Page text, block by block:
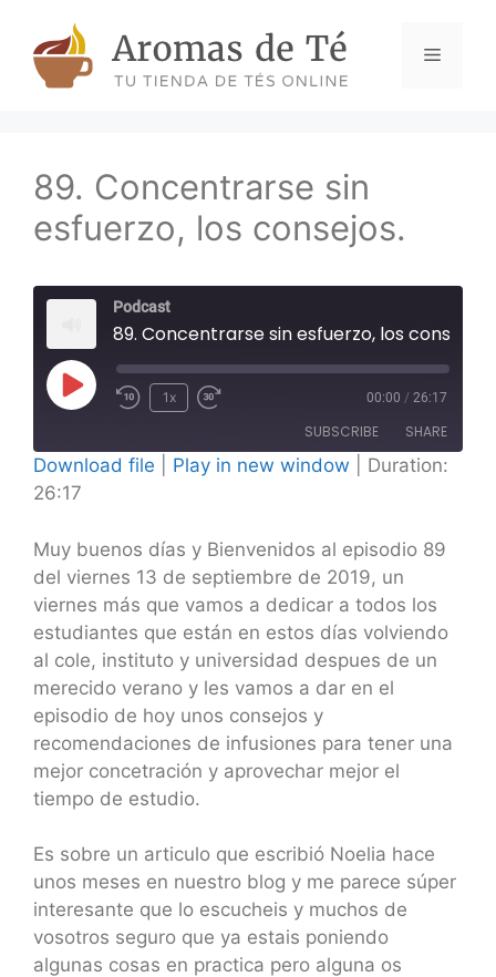
content
Menu
89. Concentrarse sin
esfuerzo, los consejos.
Podcast
89. Concentrarse sin esfuerzo, los consejos.
Play
1x 00:00 / 26:17
SUBSCRIBE SHARE
SHARE
LINK
Download file Play in new window
Duration:
26:17
Muy buenos días y Bienvenidos al episodio 89
del viernes 13 de septiembre de 2019, un
viernes más que vamos a dedicar a todos los
estudiantes que están en estos días volviendo
al cole, instituto y universidad despues de un
merecido verano y les vamos a dar en el
episodio de hoy unos consejos y
recomendaciones de infusiones para tener una
mejor concetración y aprovechar mejor el
tiempo de estudio.
Es sobre un articulo que escribió Noelia hace
unos meses en nuestro blog y me parece súper
interesante que lo escucheis y muchos de
vosotros seguro que ya estais poniendo
algunas cosas en practica pero alguna os